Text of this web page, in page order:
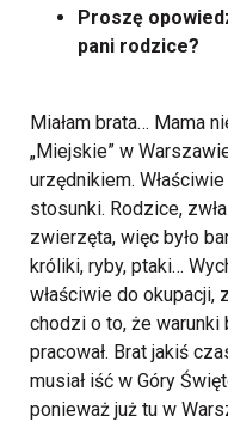
Proszę
pani rodzice?
Miałam brata… Mama
„Miejskie” w
urzędnikiem.
stosunki. Rodzice,
zwierzęta, więc było
króliki, ryby, ptaki…
właściwie do okupacji,
chodzi o to, że warunki
pracował. Brat jakiś
musiał iść w Góry
ponieważ już tu w